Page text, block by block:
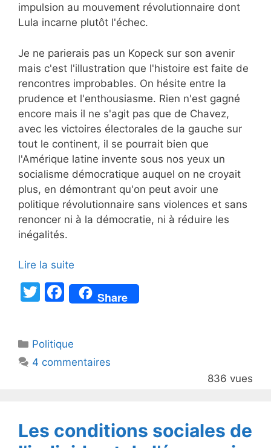
impulsion au mouvement révolutionnaire dont
Lula incarne plutôt l'échec.
Je ne parierais pas un Kopeck sur son avenir
mais c'est l'illustration que l'histoire est faite de
rencontres improbables. On hésite entre la
prudence et l'enthousiasme. Rien n'est gagné
encore mais il ne s'agit pas que de Chavez,
avec les victoires électorales de la gauche sur
tout le continent, il se pourrait bien que
l'Amérique latine invente sous nos yeux un
socialisme démocratique auquel on ne croyait
plus, en démontrant qu'on peut avoir une
politique révolutionnaire sans violences et sans
renoncer ni à la démocratie, ni à réduire les
inégalités.
Lire la suite
T
er
F
a
e
b
k
Share
Catégories
Politique
4 commentaires
836 vues
Les conditions sociales de